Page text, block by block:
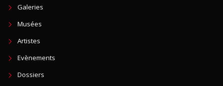
Galeries
Musées
Artistes
Evènements
Dossiers